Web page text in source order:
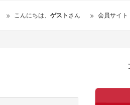
こんにちは、 ゲストさん 会員サイト